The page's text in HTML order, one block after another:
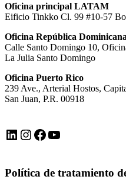
Oficina principal LATAM
Eificio Tinkko Cl. 99 #10-57
Oficina República Dominicana
Calle Santo Domingo 10,
La Julia Santo Domingo
Oficina Puerto Rico
239 Ave., Arterial Hostos,
San Juan, P.R. 00918
LinkedIn Instagram Facebook YouTube
Política de tratamiento